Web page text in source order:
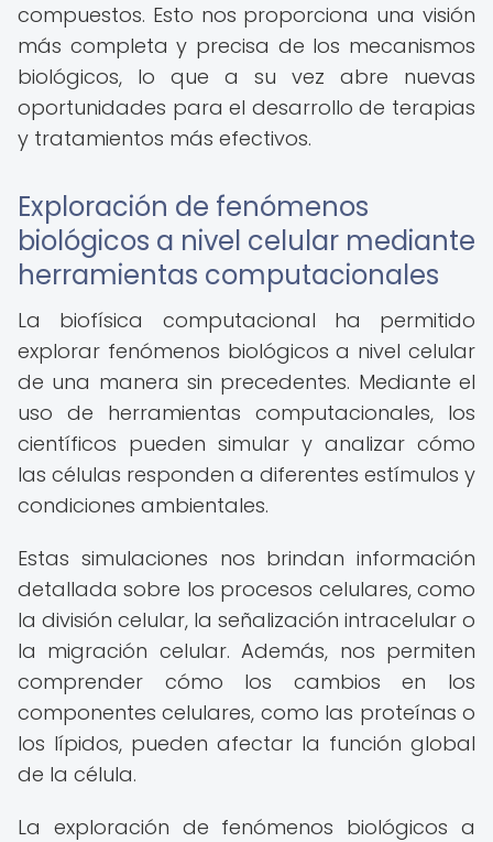
compuestos. Esto nos proporciona una visión
más completa y precisa de los mecanismos
biológicos, lo que a su vez abre nuevas
oportunidades para el desarrollo de terapias
y tratamientos más efectivos.
Exploración de fenómenos
biológicos a nivel celular mediante
herramientas computacionales
La biofísica computacional ha permitido
explorar fenómenos biológicos a nivel celular
de una manera sin precedentes. Mediante el
uso de herramientas computacionales, los
científicos pueden simular y analizar cómo
las células responden a diferentes estímulos y
condiciones ambientales.
Estas simulaciones nos brindan información
detallada sobre los procesos celulares, como
la división celular, la señalización intracelular o
la migración celular. Además, nos permiten
comprender cómo los cambios en los
componentes celulares, como las proteínas o
los lípidos, pueden afectar la función global
de la célula.
La exploración de fenómenos biológicos a